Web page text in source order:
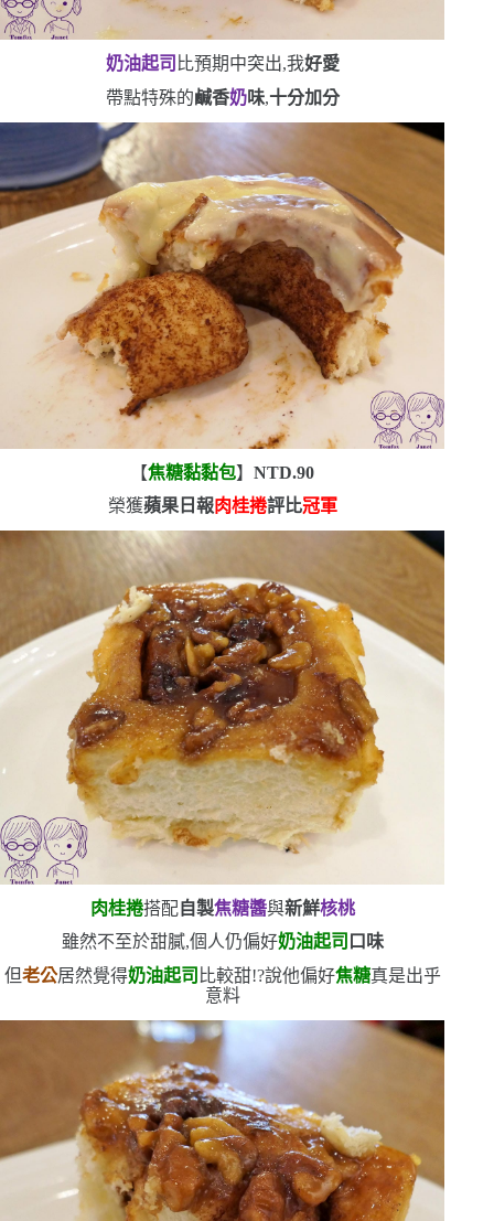
奶油起司 比預期中突出,我好愛
帶點特殊的鹹香奶味,十分加分
【焦糖黏黏包】NTD.90
榮獲蘋果日報肉桂捲評比冠軍
肉桂捲搭配自製焦糖醬與新鮮核桃
雖然不至於甜膩,個人仍偏好奶油起司 口味
但老公居然覺得奶油起司 比較甜!?說他偏好焦糖真是出乎
意料